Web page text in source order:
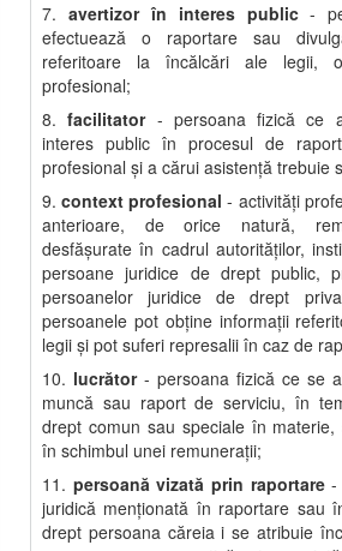
7. avertizor în interes public-
efectuează o raportare sau
referitoare la încălcări ale legii,
profesional;
8.facilitator- persoana fizică ce
interes public în procesul de
profesional şi a cărui asistenţă trebuie
9.context profesional - activităţi
anterioare, de orice natură,
desfăşurate în cadrul autorităţilor,
persoane juridice de drept public,
persoanelor juridice de drept
persoanele pot obţine informaţii
legii şi pot suferi represalii în caz de
10. lucrător- persoana fizică ce se
muncă sau raport de serviciu, în
drept comun sau speciale în
în schimbul unei remuneraţii;
11. persoană vizată prin raportare-
juridică menţionată în raportare sau
drept persoana căreia i se atribuie